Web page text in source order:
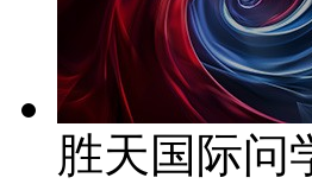
胜天国际问